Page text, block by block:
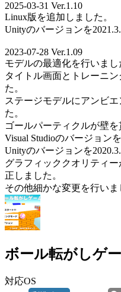
2025-03-31 Ver.1.10
Linux版を追加しました。
Unityのバージョンを
2023-07-28 Ver.1.09
モデルの最適化を行いまし
タイトル画面とトレーニ
た。
ステージモデルにアンビ
た。
ゴールパーティクルが壁
Visual Studioのバージョン
Unityのバージョンを
グラフィッククオリティ
正しました。
その他細かな変更を行いま
ボール転がしゲ
対応OS